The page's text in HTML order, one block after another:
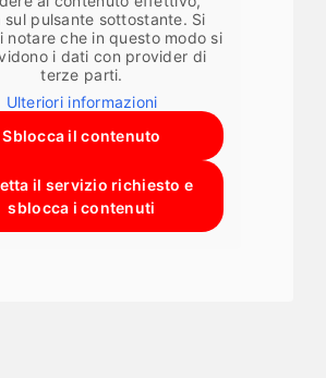
sul pulsante sottostante. Si
notare che in questo modo si
i dati con provider di
terze parti.
Ulteriori informazioni
Sblocca il contenuto
il servizio richiesto e
sblocca i contenuti